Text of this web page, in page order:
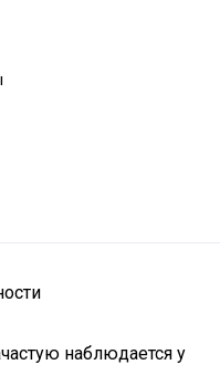
наблюдается у